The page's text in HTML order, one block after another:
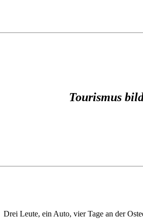
Tourismus
Drei Leute, ein Auto, vier Tage an der